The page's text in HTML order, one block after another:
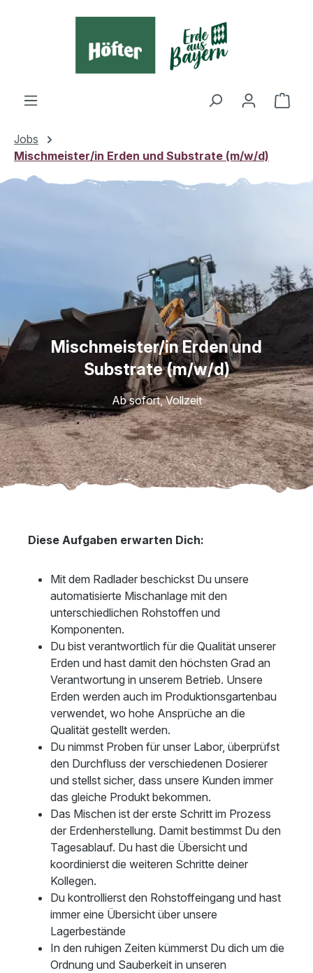
Jobs
Mischmeister/in Erden und Substrate (m/w/d)
Mischmeister/in Erden und
Substrate (m/w/d)
Ab sofort, Vollzeit
Diese Aufgaben erwarten Dich:
Mit dem Radlader beschickst Du unsere
automatisierte Mischanlage mit den
unterschiedlichen Rohstoffen und
Komponenten.
Du bist verantwortlich für die Qualität unserer
Erden und hast damit den höchsten Grad an
Verantwortung in unserem Betrieb. Unsere
Erden werden auch im Produktionsgartenbau
verwendet, wo hohe Ansprüche an die
Qualität gestellt werden.
Du nimmst Proben für unser Labor, überprüfst
den Durchfluss der verschiedenen Dosierer
und stellst sicher, dass unsere Kunden immer
das gleiche Produkt bekommen.
Das Mischen ist der erste Schritt im Prozess
der Erdenherstellung. Damit bestimmst Du den
Tagesablauf. Du hast die Übersicht und
koordinierst die weiteren Schritte deiner
Kollegen.
Du kontrollierst den Rohstoffeingang und hast
immer eine Übersicht über unsere
Lagerbestände
In den ruhigen Zeiten kümmerst Du dich um die
Ordnung und Sauberkeit in unseren